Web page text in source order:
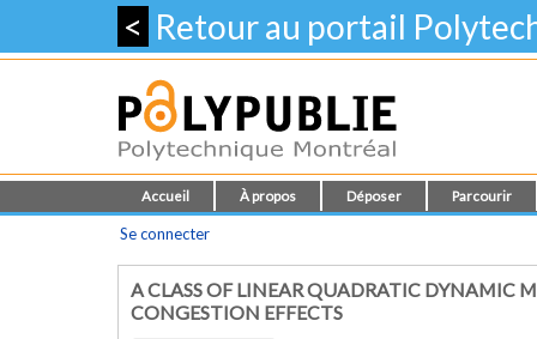
< Retour au portail
Accueil À propos Déposer Parcourir
Se connecter
A CLASS OF LINEAR QUADRATIC DYNAMIC
CONGESTION EFFECTS